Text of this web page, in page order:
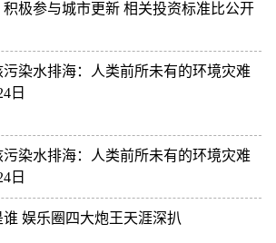
极参与城市更新 相关投资标准比公开
染水排海：人类前所未有的环境灾难
日
染水排海：人类前所未有的环境灾难
日
娱乐圈四大炮王天涯深扒